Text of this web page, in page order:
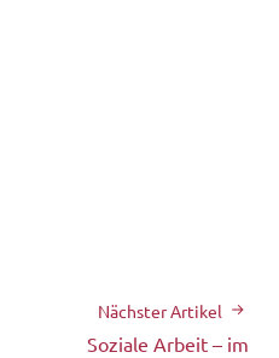
Nächster Artikel
Soziale Arbeit – im